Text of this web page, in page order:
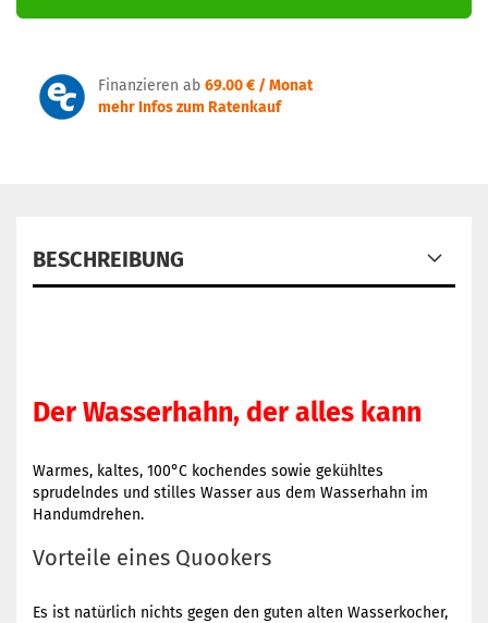
Finanzieren ab 69.00 € / Monat
mehr Infos zum Ratenkauf
BESCHREIBUNG
Der Wasserhahn, der alles kann
Warmes, kaltes, 100°C kochendes sowie gekühltes
sprudelndes und stilles Wasser aus dem Wasserhahn im
Handumdrehen.
Vorteile eines Quookers
Es ist natürlich nichts gegen den guten alten Wasserkocher,